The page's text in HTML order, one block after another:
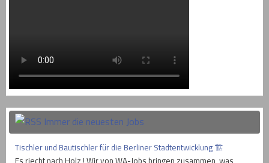
Immer die neuesten Jobs
Tischler und Bautischler für die Berliner Stadtentwicklung 🏗
Es riecht nach Holz ! Wir von WA-Jobs bringen zusammen, was